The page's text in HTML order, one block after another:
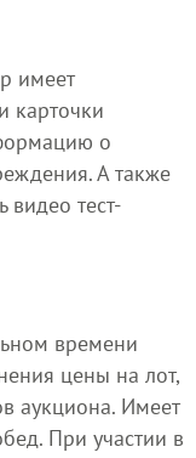
имеет
карточки
о
А также
видео тест-
времени
цены на лот,
аукциона. Имеет
При участии в